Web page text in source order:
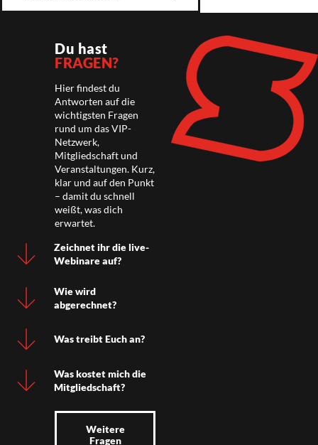
Du hast
FRAGEN?
Hier findest du
Antworten auf die
wichtigsten Fragen
rund um das VIP-
Netzwerk,
Mitgliedschaft und
Veranstaltungen. Kurz,
klar und auf den Punkt
– damit du schnell
weißt, was dich
erwartet.
Zeichnet ihr die live-
Webinare auf?
Wie wird
abgerechnet?
Was treibt Euch an?
Was kostet mich die
Mitgliedschaft?
Weitere
Fragen